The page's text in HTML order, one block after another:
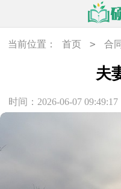
当前位置： 首页 > 合
夫
时间：2026-06-07 09:49:17